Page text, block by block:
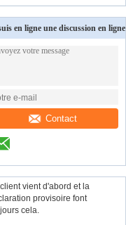
en ligne une discussion en ligne
Contact
vient d'abord et la
provisoire font
cela.